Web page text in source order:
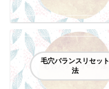
毛穴バランスリセット
法